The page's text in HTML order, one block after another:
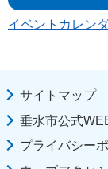
イベントカレン
サイトマップ
垂水市公式
プライバシー